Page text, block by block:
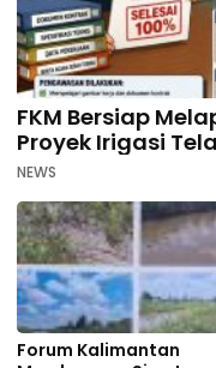
FKM Bersiap
Proyek Irigasi
NEWS
Forum Kalimantan